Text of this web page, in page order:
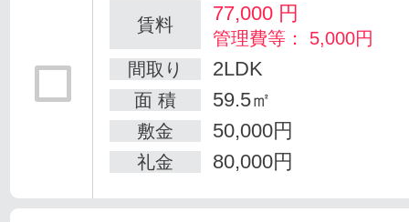
賃料 77,000 円
管理費等： 5,000円
間取り
2LDK
面 積 59.5㎡
敷金 50,000円
礼金 80,000円